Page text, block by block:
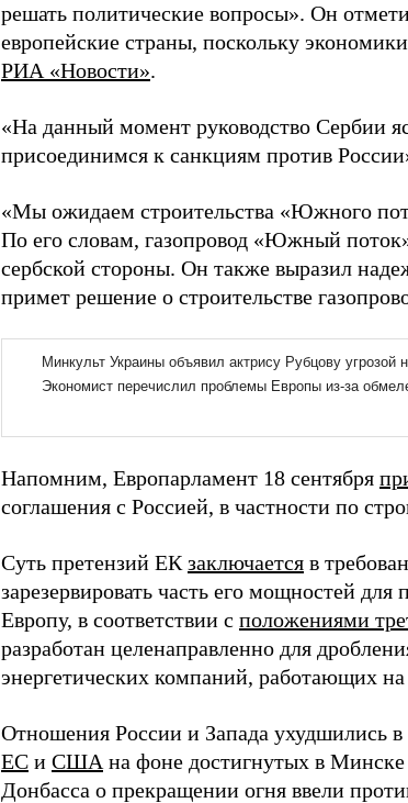
решать политические вопросы». Он
европейские страны, поскольку
РИА «Новости».
«На данный момент руководство Сербии
присоединимся к санкциям против
«Мы ожидаем строительства «Южного
По его словам, газопровод «Южный
сербской стороны. Он также выразил
примет решение о строительстве
Напомним, Европарламент 18 сентября
соглашения с Россией, в частности по
Суть претензий ЕК заключается в
зарезервировать часть его мощностей
Европу, в соответствии с положениями
разработан целенаправленно для
энергетических компаний, работающих
Отношения России и Запада ухудшились в
ЕС и США на фоне достигнутых в
Донбасса о прекращении огня ввели